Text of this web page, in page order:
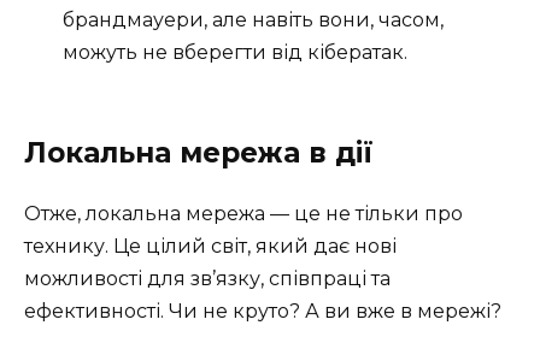
брандмауери, але навіть вони, часом,
можуть не вберегти від кібератак.
Локальна мережа в дії
Отже, локальна мережа — це не тільки про
технику. Це цілий світ, який дає нові
можливості для зв’язку, співпраці та
ефективності. Чи не круто? А ви вже в мережі?